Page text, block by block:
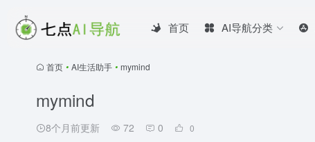
首页 AI导航分类
首页 • AI生活助手 • mymind
mymind
8个月前更新 72 0 0